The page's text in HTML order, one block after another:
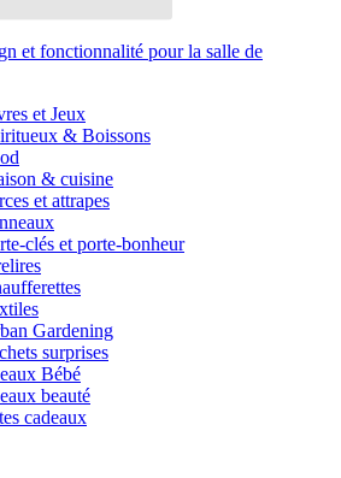
et fonctionnalité pour la salle de
et Jeux
& Boissons
& cuisine
et attrapes
clés et porte-bonheur
Gardening
surprises
Bébé
beauté
cadeaux